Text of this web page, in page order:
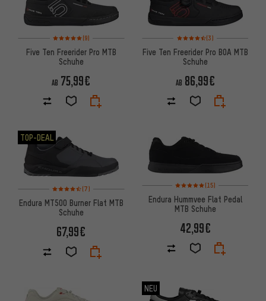
Bewertungen: 5 von 5 basierend auf 9 Bewertungen
(9)
Five Ten Freerider Pro MTB
Schuhe
AB 75,99€
Bewertungen: 4,5 von 5
(3)
Five Ten Freerider Pro BOA MTB
Schuhe
AB 86,99€
TOP-DEAL
Bewertungen: 4,5 von 5 basierend auf 7 Bewertungen
(7)
Endura MT500 Burner Flat MTB
Schuhe
67,99€
Bewertungen: 5 von 5
(15)
Endura Hummvee Flat Pedal
MTB Schuhe
42,99€
NEU